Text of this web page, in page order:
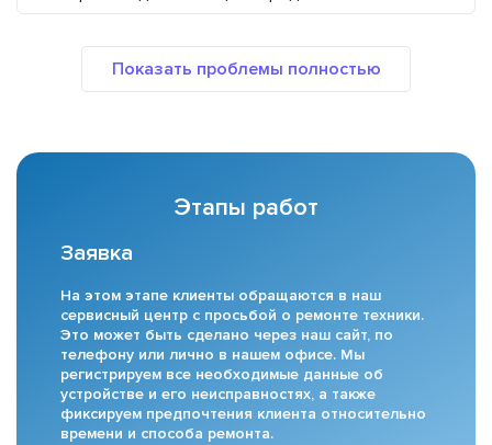
Этапы работ
Заявка
На этом этапе клиенты обращаются в наш
сервисный центр с просьбой о ремонте техники.
Это может быть сделано через наш сайт, по
телефону или лично в нашем офисе. Мы
регистрируем все необходимые данные об
устройстве и его неисправностях, а также
фиксируем предпочтения клиента относительно
времени и способа ремонта.